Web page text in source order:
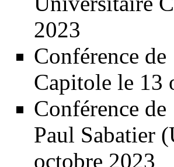
2023
Conférence
Capitole le 13
Conférence
Paul Sabatier
octobre 2023